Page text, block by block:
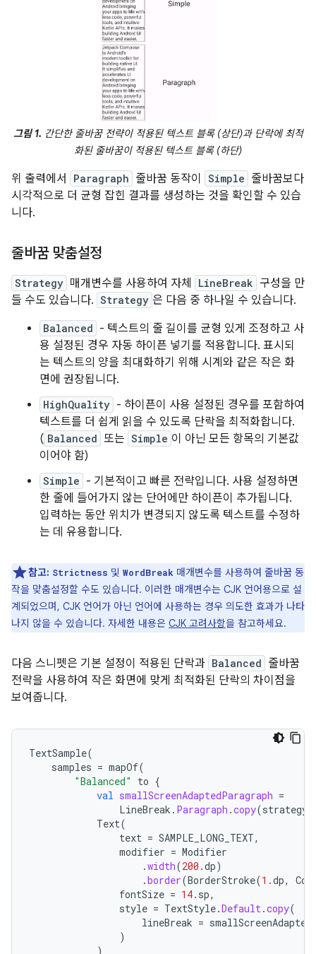
그림 1. 간단한 줄바꿈 전략이 적용된 텍스트 블록 (상단)과 단락에 최적
화된 줄바꿈이 적용된 텍스트 블록 (하단)
위 출력에서 Paragraph 줄바꿈 동작이 Simple 줄바꿈보다
시각적으로 더 균형 잡힌 결과를 생성하는 것을 확인할 수 있습
니다.
줄바꿈 맞춤설정
Strategy 매개변수를 사용하여 자체 LineBreak 구성을 만
들 수도 있습니다. Strategy 은 다음 중 하나일 수 있습니다.
Balanced - 텍스트의 줄 길이를 균형 있게 조정하고 사
용 설정된 경우 자동 하이픈 넣기를 적용합니다. 표시되
는 텍스트의 양을 최대화하기 위해 시계와 같은 작은 화
면에 권장됩니다.
HighQuality - 하이픈이 사용 설정된 경우를 포함하여
텍스트를 더 쉽게 읽을 수 있도록 단락을 최적화합니다.
( Balanced 또는 Simple 이 아닌 모든 항목의 기본값
이어야 함)
Simple - 기본적이고 빠른 전략입니다. 사용 설정하면
한 줄에 들어가지 않는 단어에만 하이픈이 추가됩니다.
입력하는 동안 위치가 변경되지 않도록 텍스트를 수정하
는 데 유용합니다.
참고: Strictness 및 WordBreak 매개변수를 사용하여 줄바꿈 동
작을 맞춤설정할 수도 있습니다. 이러한 매개변수는 CJK 언어용으로 설
계되었으며, CJK 언어가 아닌 언어에 사용하는 경우 의도한 효과가 나타
나지 않을 수 있습니다. 자세한 내용은 CJK 고려사항을 참고하세요.
다음 스니펫은 기본 설정이 적용된 단락과 Balanced 줄바꿈
전략을 사용하여 작은 화면에 맞게 최적화된 단락의 차이점을
보여줍니다.
TextSample(
samples = mapOf(
"Balanced"
to {
val smallScreenAdaptedParagraph =
LineBreak . Paragraph .copy(strategy
Text(
text = SAMPLE_LONG_TEXT,
modifier = Modifier
.width(200.dp)
.border(BorderStroke(1.dp,
fontSize = 14. sp,
style = TextStyle.Default.copy(
lineBreak =
)
)